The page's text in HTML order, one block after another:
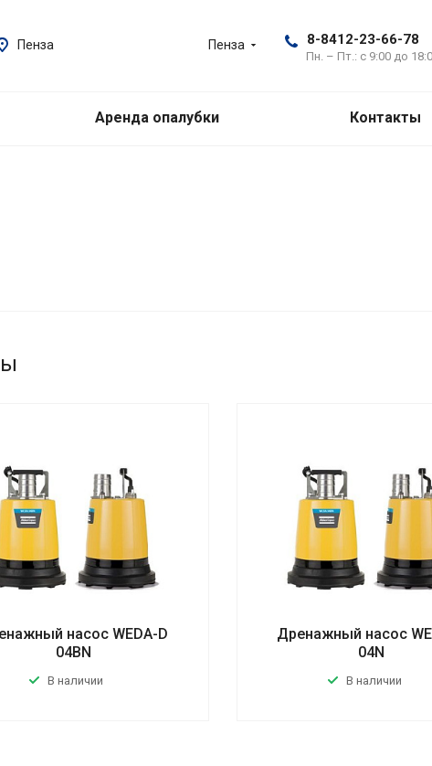
Пенза 8-8412-23-66-78
Пн. – Пт.: с 9:00 до
Пенза
Аренда опалубки Контакты
насос WEDA-D
04BN
В наличии
Дренажный насос
04N
В наличии